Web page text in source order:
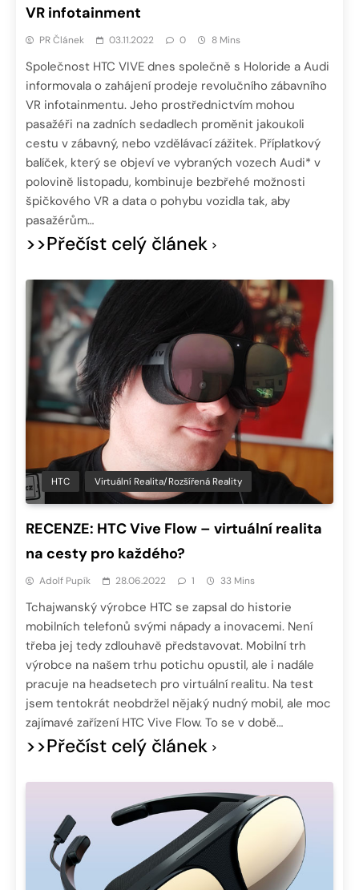
VR infotainment
PR Článek 03.11.2022 0 8 Mins
Společnost HTC VIVE dnes společně s Holoride a Audi
informovala o zahájení prodeje revolučního zábavního
VR infotainmentu. Jeho prostřednictvím mohou
pasažéři na zadních sedadlech proměnit jakoukoli
cestu v zábavný, nebo vzdělávací zážitek. Příplatkový
balíček, který se objeví ve vybraných vozech Audi* v
polovině listopadu, kombinuje bezbřehé možnosti
špičkového VR a data o pohybu vozidla tak, aby
pasažérům…
>>Přečíst celý článek
HTC Virtuální Realita/Rozšířená Reality
RECENZE: HTC Vive Flow – virtuální realita
na cesty pro každého?
Adolf Pupík 28.06.2022 1 33 Mins
Tchajwanský výrobce HTC se zapsal do historie
mobilních telefonů svými nápady a inovacemi. Není
třeba jej tedy zdlouhavě představovat. Mobilní trh
výrobce na našem trhu potichu opustil, ale i nadále
pracuje na headsetech pro virtuální realitu. Na test
jsem tentokrát neobdržel nějaký nudný mobil, ale moc
zajímavé zařízení HTC Vive Flow. To se v době…
>>Přečíst celý článek